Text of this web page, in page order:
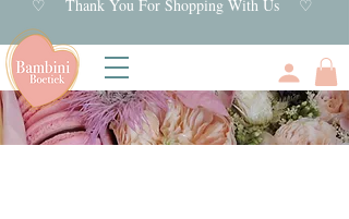
♡ Thank You For Shopping With Us ♡